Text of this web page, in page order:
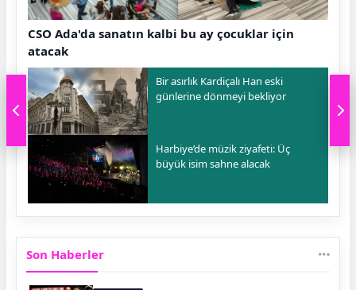
CSO Ada'da sanatın kalbi bu ay çocuklar için
atacak
Bir asırlık Kardiçalı Han eski
günlerine dönmeyi bekliyor
Harbiye’de müzik ziyafeti: Üç
büyük isim sahne alacak
Son Haberler